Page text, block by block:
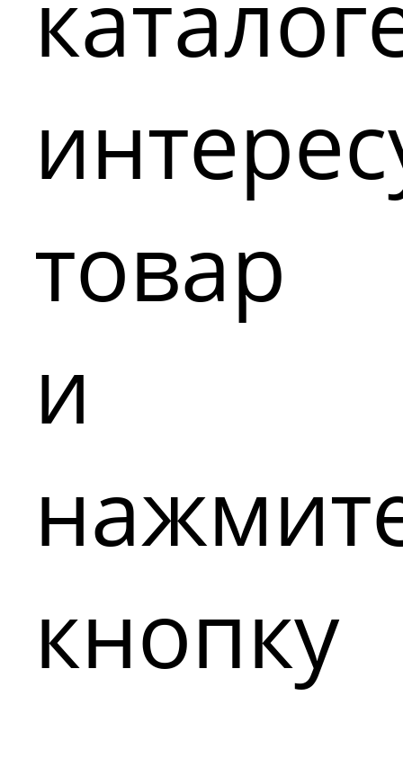
товар
и
кнопку